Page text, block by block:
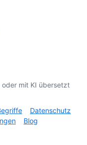
oder mit KI übersetzt
Datenschutz
Blog